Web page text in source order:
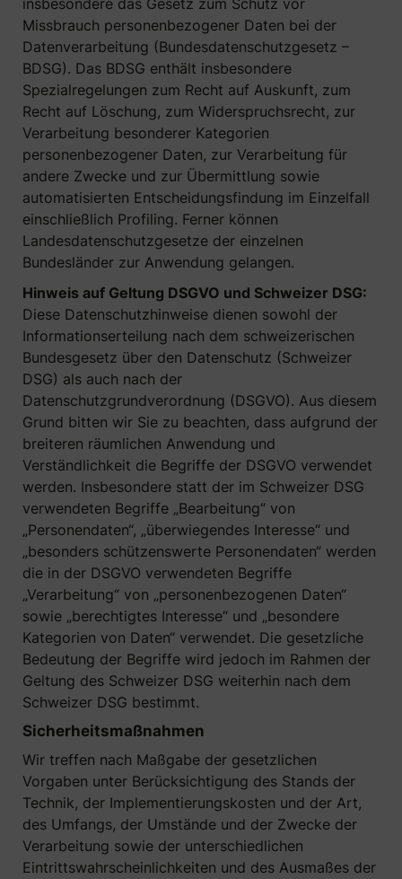
insbesondere das Gesetz zum Schutz vor
Missbrauch personenbezogener Daten bei der
Datenverarbeitung (Bundesdatenschutzgesetz –
BDSG). Das BDSG enthält insbesondere
Spezialregelungen zum Recht auf Auskunft, zum
Recht auf Löschung, zum Widerspruchsrecht, zur
Verarbeitung besonderer Kategorien
personenbezogener Daten, zur Verarbeitung für
andere Zwecke und zur Übermittlung sowie
automatisierten Entscheidungsfindung im Einzelfall
einschließlich Profiling. Ferner können
Landesdatenschutzgesetze der einzelnen
Bundesländer zur Anwendung gelangen.
Hinweis auf Geltung DSGVO und Schweizer DSG:
Diese Datenschutzhinweise dienen sowohl der
Informationserteilung nach dem schweizerischen
Bundesgesetz über den Datenschutz (Schweizer
DSG) als auch nach der
Datenschutzgrundverordnung (DSGVO). Aus diesem
Grund bitten wir Sie zu beachten, dass aufgrund der
breiteren räumlichen Anwendung und
Verständlichkeit die Begriffe der DSGVO verwendet
werden. Insbesondere statt der im Schweizer DSG
verwendeten Begriffe „Bearbeitung“ von
„Personendaten“, „überwiegendes Interesse“ und
„besonders schützenswerte Personendaten“ werden
die in der DSGVO verwendeten Begriffe
„Verarbeitung“ von „personenbezogenen Daten“
sowie „berechtigtes Interesse“ und „besondere
Kategorien von Daten“ verwendet. Die gesetzliche
Bedeutung der Begriffe wird jedoch im Rahmen der
Geltung des Schweizer DSG weiterhin nach dem
Schweizer DSG bestimmt.
Sicherheitsmaßnahmen
Wir treffen nach Maßgabe der gesetzlichen
Vorgaben unter Berücksichtigung des Stands der
Technik, der Implementierungskosten und der Art,
des Umfangs, der Umstände und der Zwecke der
Verarbeitung sowie der unterschiedlichen
Eintrittswahrscheinlichkeiten und des Ausmaßes der